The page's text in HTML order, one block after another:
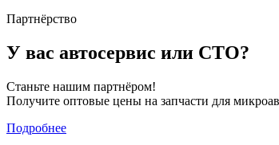
Партнёрство
У вас автосервис или СТО?
Станьте нашим партнёром!
Получите оптовые цены на запчасти для
Подробнее